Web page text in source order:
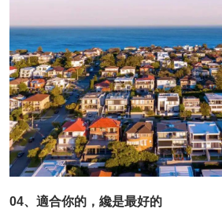
04、適合你的，纔是最好的